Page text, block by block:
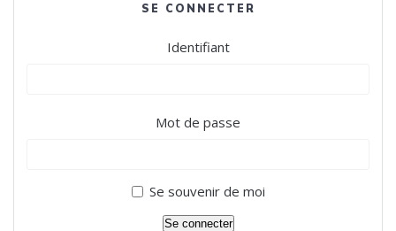
SE CONNECTER
Identifiant
Mot de passe
Se souvenir de moi
Se connecter